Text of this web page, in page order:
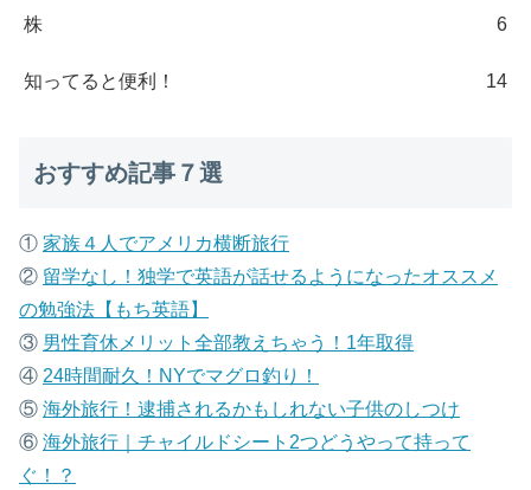
株 6
知ってると便利！ 14
おすすめ記事７選
① 家族４人でアメリカ横断旅行
② 留学なし！独学で英語が話せるようになったオススメ
の勉強法【もち英語】
③ 男性育休メリット全部教えちゃう！1年取得
④ 24時間耐久！NYでマグロ釣り！
⑤ 海外旅行！逮捕されるかもしれない子供のしつけ
⑥ 海外旅行｜チャイルドシート2つどうやって持って
ぐ！？